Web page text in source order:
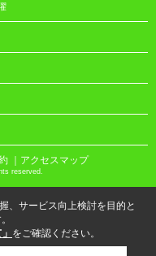
｜アクセスマップ
reserved.
、サービス向上検討を目的と
をご確認ください。